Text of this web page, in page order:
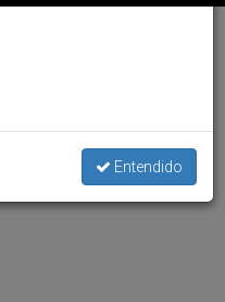
Entendido